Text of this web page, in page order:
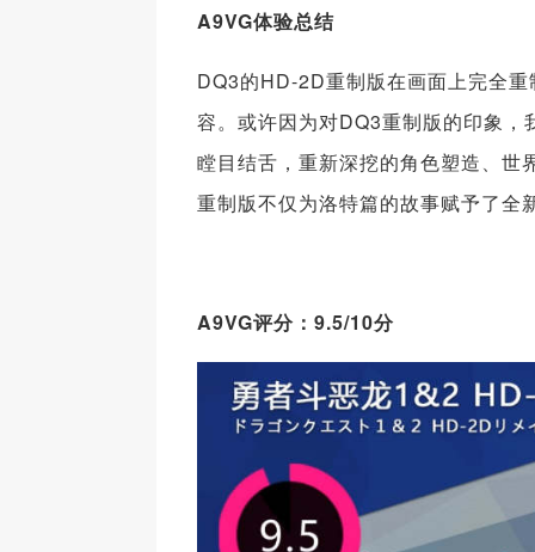
A9VG体验总结
DQ3的HD-2D重制版在画面上完全
容。或许因为对DQ3重制版的印象
瞠目结舌，重新深挖的角色塑造、世
重制版不仅为洛特篇的故事赋予了
A9VG评分：9.5/10分